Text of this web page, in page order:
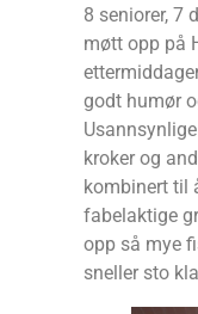
8 seniorer, 7
møtt opp på
godt humør
kroker og
kombinert til
fabelaktige
opp så mye
sneller sto